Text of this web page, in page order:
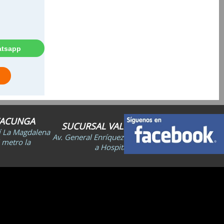
Magdalena
metro la
SUCURSAL VALLE DE LOS CHILLOS
Av. General Enríquez N30 e Isla Santiago (Junto
a Hospital San Rafael).